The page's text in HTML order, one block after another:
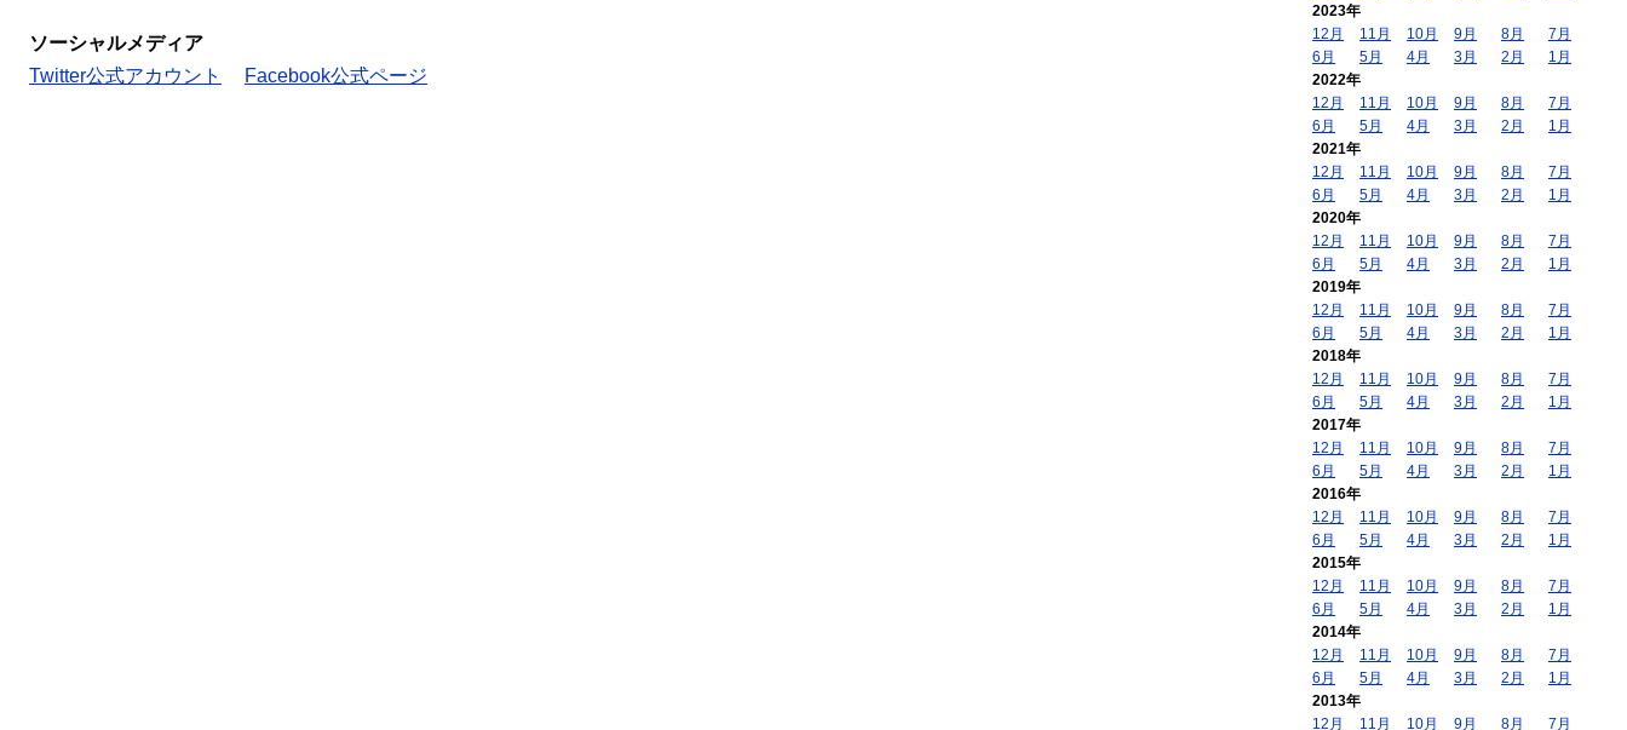
ソーシャルメディア
Twitter公式アカウント
Facebook公式ページ
2023年
12月
11月 10月 9月 8月
7月
6月
5月 4月 3月 2月
1月
2022年
12月
11月 10月 9月 8月
7月
6月
5月 4月 3月 2月
1月
2021年
12月
11月 10月 9月 8月
7月
6月
5月 4月 3月 2月
1月
2020年
12月
11月 10月 9月 8月
7月
6月
5月 4月 3月 2月
1月
2019年
12月
11月 10月 9月 8月
7月
6月
5月 4月 3月 2月
1月
2018年
12月
11月 10月 9月 8月
7月
6月
5月 4月 3月 2月
1月
2017年
12月
11月 10月 9月 8月
7月
6月
5月 4月 3月 2月
1月
2016年
12月
11月 10月 9月 8月
7月
6月
5月 4月 3月 2月
1月
2015年
12月
11月 10月 9月 8月
7月
6月
5月 4月 3月 2月
1月
2014年
12月
11月 10月 9月 8月
7月
6月
5月 4月 3月 2月
1月
2013年
12月
11月 10月 9月 8月 7月